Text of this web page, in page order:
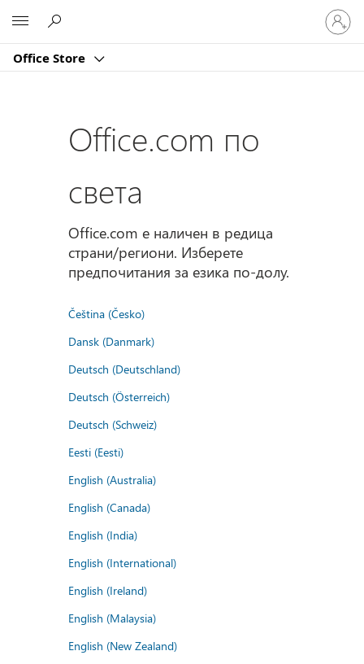
Office Store
Влезте
във
вашия
Office.com по
света
Office.com е наличен в редица
страни/региони. Изберете
предпочитания за езика по-долу.
Čeština (Česko)
Dansk (Danmark)
Deutsch (Deutschland)
Deutsch (Österreich)
Deutsch (Schweiz)
Eesti (Eesti)
English (Australia)
English (Canada)
English (India)
English (International)
English (Ireland)
English (Malaysia)
English (New Zealand)